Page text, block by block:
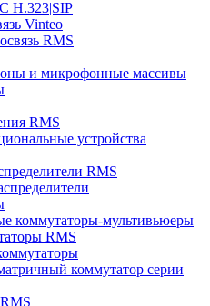
H.323|SIP
Vinteo
RMS
и микрофонные массивы
RMS
устройства
RMS
коммутаторы-мультивьюеры
RMS
коммутатор серии